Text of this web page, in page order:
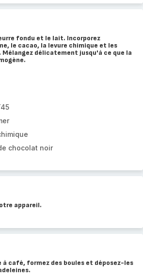
fondu et le lait. Incorporez
le cacao, la levure chimique et les
délicatement jusqu'à ce que la
chocolat noir
appareil.
à café, formez des boules et déposez-les